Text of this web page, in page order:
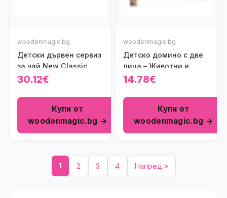
woodenmagic.bg
Детски дървен сервиз
за чай New Classic
Toys
30.12€
Купи от
woodenmagic.bg →
woodenmagic.bg
Детско домино с две
лица – Животни и
Цифри New Classic
14.78€
Купи от
woodenmagic.bg →
1 2 3 4 Напред »